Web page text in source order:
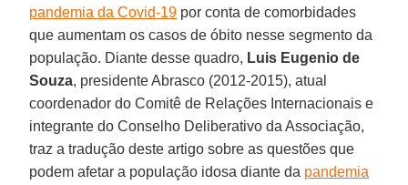
pandemia da Covid-19 por conta de comorbidades
que aumentam os casos de óbito nesse segmento da
população. Diante desse quadro, Luis Eugenio de
Souza, presidente Abrasco (2012-2015), atual
coordenador do Comitê de Relações Internacionais e
integrante do Conselho Deliberativo da Associação,
traz a tradução deste artigo sobre as questões que
podem afetar a população idosa diante da pandemia